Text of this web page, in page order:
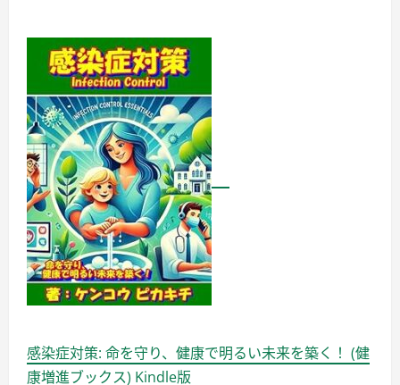
感染症対策: 命を守り、健康で明るい未来を築く！ (健
康増進ブックス) Kindle版